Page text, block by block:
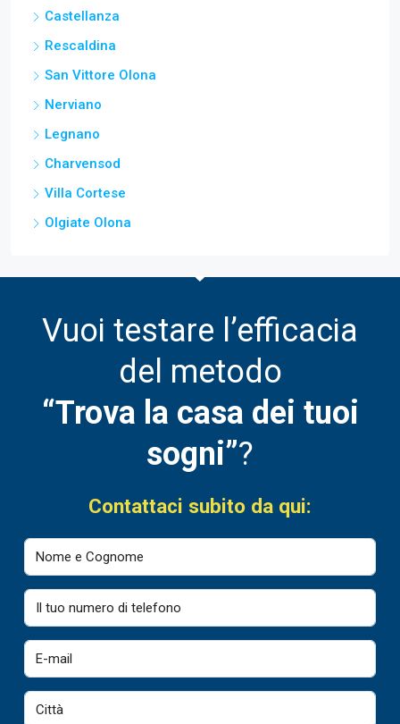
Castellanza
Rescaldina
San Vittore Olona
Nerviano
Legnano
Charvensod
Villa Cortese
Olgiate Olona
Vuoi testare l’efficacia
del metodo
“Trova la casa dei tuoi
sogni”?
Contattaci subito da qui: